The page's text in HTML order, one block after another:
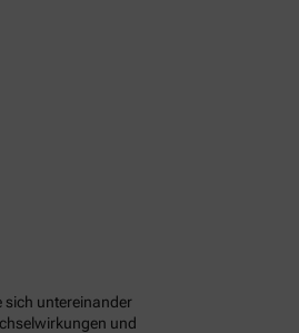
sich untereinander
und